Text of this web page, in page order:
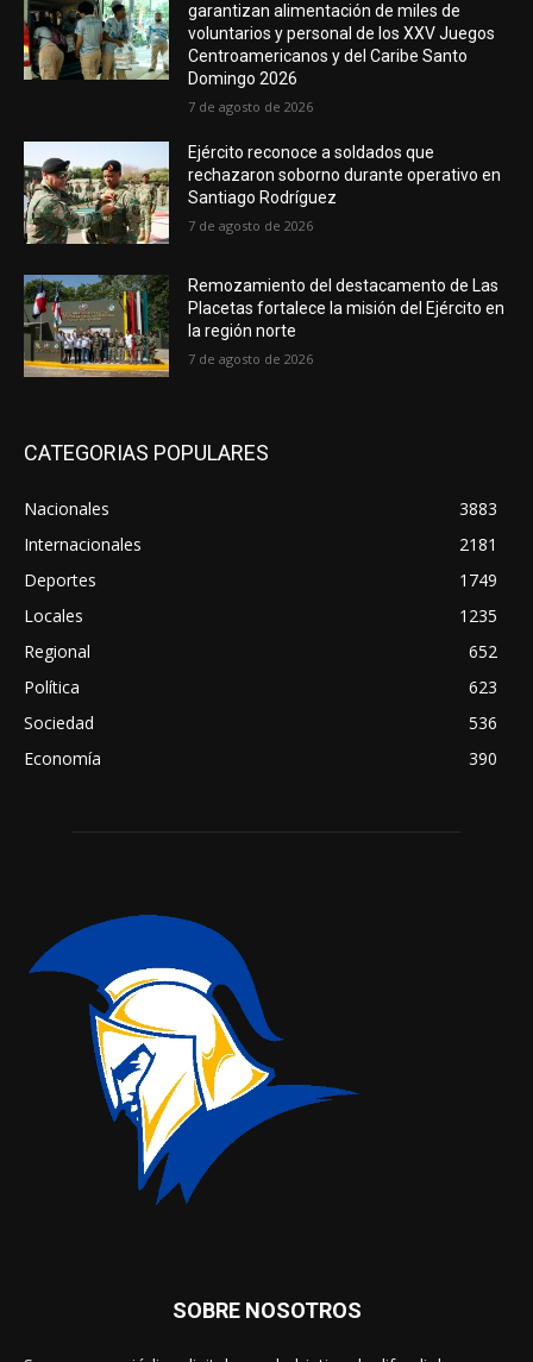
garantizan alimentación de miles de
voluntarios y personal de los XXV Juegos
Centroamericanos y del Caribe Santo
Domingo 2026
7 de agosto de 2026
Ejército reconoce a soldados que
rechazaron soborno durante operativo en
Santiago Rodríguez
7 de agosto de 2026
Remozamiento del destacamento de Las
Placetas fortalece la misión del Ejército en
la región norte
7 de agosto de 2026
CATEGORIAS POPULARES
Nacionales
3883
Internacionales
2181
Deportes
1749
Locales
1235
Regional
652
Política
623
Sociedad
536
Economía
390
SOBRE NOSOTROS